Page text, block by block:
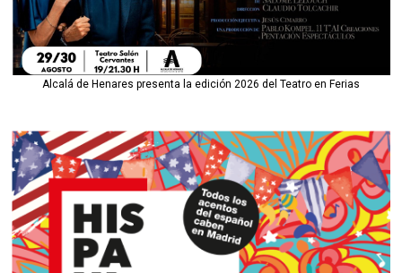
Alcalá de Henares presenta la edición 2026 del Teatro en Ferias